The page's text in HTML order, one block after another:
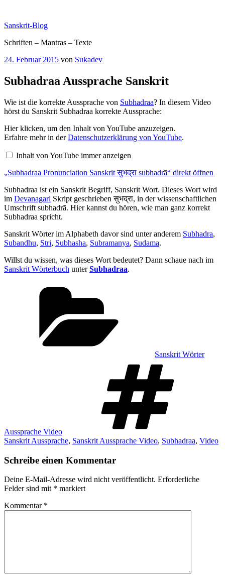
springen
Sanskrit-Blog
Schriften – Mantras – Texte
Veröffentlicht
24. Februar 2015 von Sukadev
Subhadraa Aussprache Sanskrit
Wie ist die korrekte Aussprache von Subhadraa? In diesem Video
hörst du Sanskrit Subhadraa korrekte Aussprache:
„Subhadraa
Pronunciation
Sanskrit
subhadrā“
YouTube
Hier klicken, um den Inhalt von YouTube anzuzeigen.
Erfahre mehr in derDatenschutzerklärung von YouTube.
Inhalt von YouTube immer anzeigen
„Subhadraa Pronunciation Sanskrit सुभद्रा subhadrā“ direkt öffnen
Subhadraa ist ein Sanskrit Begriff, Sanskrit Wort. Dieses Wort wird
im Devanagari Skript geschrieben सुभद्रा, in der wissenschaftlichen
Umschrift subhadrā. Hier kannst du hören, wie man ganz korrekt
Subhadraa spricht.
Sanskrit Wörter im Alphabeth davor sind unter anderem Subhadra,
Subandhu, Stri, Subhasha, Subramanya, Sudama.
Willst du wissen, was dieses Wort bedeutet? Dann schaue nach im
Sanskrit Wörterbuch unterSubhadraa.
Sanskrit Wörter
Aussprache Video
Sanskrit Aussprache, Sanskrit Aussprache Video, Subhadraa, Video
Schreibe einen Kommentar
Deine E-Mail-Adresse wird nicht veröffentlicht. Erforderliche
Felder sind mit * markiert
Kommentar *